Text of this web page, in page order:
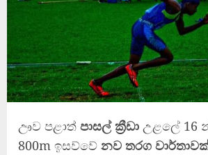
ඌව පළාත් පාසල් ක්‍රීඩා උළලේ 16
800m ඉසව්වේ නව තරග